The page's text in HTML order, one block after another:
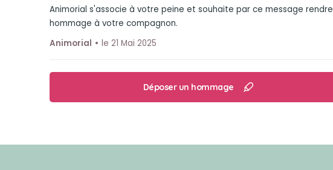
Animorial s'associe à votre peine et souhaite par ce message rendre
hommage à votre compagnon.
Animorial
le 21 Mai 2025
Déposer un hommage